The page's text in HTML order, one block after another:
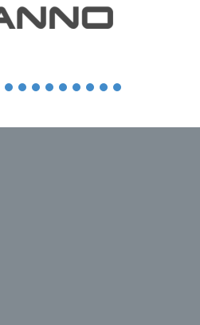
7 8 9 101112131415